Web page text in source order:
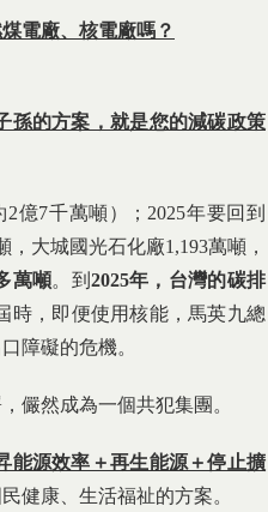
電廠、核電廠嗎？
孫的方案，就是您的減碳政策
億7千萬噸）；2025年要回到
大城國光石化廠1,193萬噸，
萬噸。到 2025年，台灣的碳排
時，即便使用核能，馬英九總
障礙的危機。
儼然成為一個共犯集團。
能源效率＋再生能源＋停止擴
健康、生活福祉的方案。